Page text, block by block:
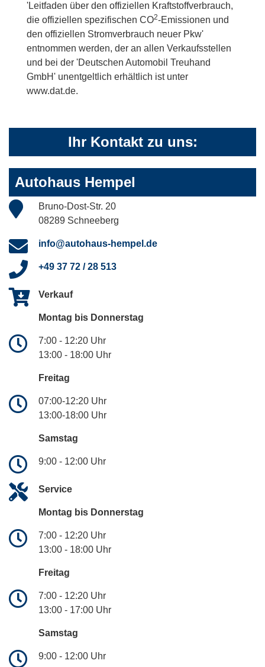
'Leitfaden über den offiziellen Kraftstoffverbrauch,
die offiziellen spezifischen CO2-Emissionen und
den offiziellen Stromverbrauch neuer Pkw'
entnommen werden, der an allen Verkaufsstellen
und bei der 'Deutschen Automobil Treuhand
GmbH' unentgeltlich erhältlich ist unter
www.dat.de.
Ihr Kontakt zu uns:
Autohaus Hempel
Bruno-Dost-Str. 20
08289 Schneeberg
info@autohaus-hempel.de
+49 37 72 / 28 513
Verkauf
Montag bis Donnerstag
7:00 - 12:20 Uhr
13:00 - 18:00 Uhr
Freitag
07:00-12:20 Uhr
13:00-18:00 Uhr
Samstag
9:00 - 12:00 Uhr
Service
Montag bis Donnerstag
7:00 - 12:20 Uhr
13:00 - 18:00 Uhr
Freitag
7:00 - 12:20 Uhr
13:00 - 17:00 Uhr
Samstag
9:00 - 12:00 Uhr